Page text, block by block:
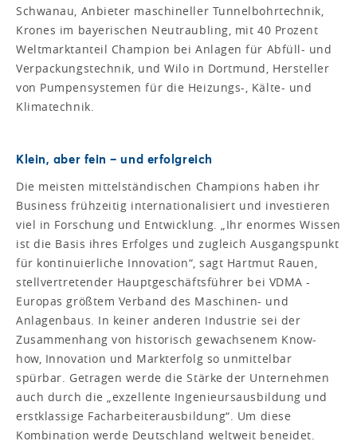
Schwanau, Anbieter maschineller Tunnelbohrtechnik,
Krones im bayerischen Neutraubling, mit 40 Prozent
Weltmarktanteil Champion bei Anlagen für Abfüll- und
Verpackungstechnik, und Wilo in Dortmund, Hersteller
von Pumpensystemen für die Heizungs-, Kälte- und
Klimatechnik.
Klein, aber fein – und erfolgreich
Die meisten mittelständischen Champions haben ihr
Business frühzeitig internationalisiert und investieren
viel in Forschung und Entwicklung. „Ihr enormes Wissen
ist die Basis ihres Erfolges und zugleich Ausgangspunkt
für kontinuierliche Innovation“, sagt Hartmut Rauen,
stellvertretender Hauptgeschäftsführer bei VDMA -
Europas größtem Verband des Maschinen- und
Anlagenbaus. In keiner anderen Industrie sei der
Zusammenhang von historisch gewachsenem Know-
how, Innovation und Markterfolg so unmittelbar
spürbar. Getragen werde die Stärke der Unternehmen
auch durch die „exzellente Ingenieursausbildung und
erstklassige Facharbeiterausbildung“. Um diese
Kombination werde Deutschland weltweit beneidet.